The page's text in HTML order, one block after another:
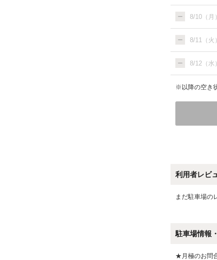
8/10（月
8/11（火
8/12（水
※以降の空き
利用者レビ
まだ駐車場の
駐車場情報
★月極のお問